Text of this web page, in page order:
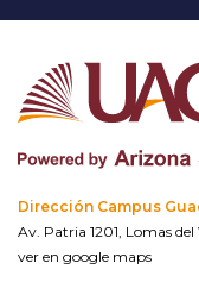
Dirección Campus
Av. Patria 1201, Lomas del
ver en google maps